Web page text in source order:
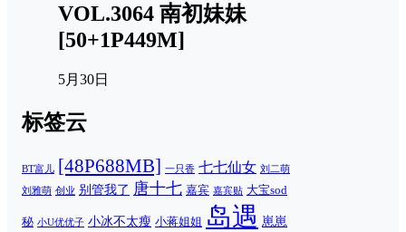
VOL.3064 南初妹妹
[50+1P449M]
5月30日
标签云
BT富儿 [48P688MB] 一只香 七七仙女 刘二萌
刘雅萌 创业 别管我了 唐十七 嘉宾 嘉宾贴 大宝sod
秘 小U优优子 小冰不太瘦 小蒋姐姐 岛遇 崽崽